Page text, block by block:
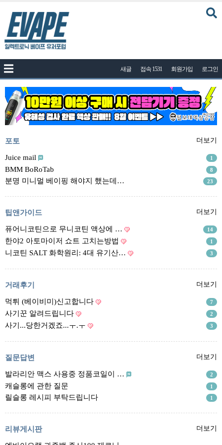
공지사항
나눔이벤트
자유게시판
질문답변
포토
건의게시판
액상
팁앤가이드
레시피계산기
업체
업체게시판
모더게시판
제휴업체
트레이드
판매
구매
거래후기
즐겨찾기
새글 접속 1531 회원가입 로그인
포토 더보기
Juice mail 1
BMM BoRoTab 8
분명 미니멀 베이핑 해야지 했는데… 23
팁앤가이드 더보기
퓨어니코틴으로 무니코틴 액상에 … 14
한야2 아토마이저 쇼트 고치는방법 1
니코틴 SALT 화학원리: 4대 유기산… 3
거래후기 더보기
먹튀 (베이비미)신고합니다 7
사기꾼 알려드립니다 2
사기...당한거겠죠...ㅜ.ㅜ 3
질문답변 더보기
발라리안 맥스 사용중 정품코일이 … 2
캐슬롱에 관한 질문 1
릴슬롱 레시피 부탁드립니다 1
리뷰게시판 더보기